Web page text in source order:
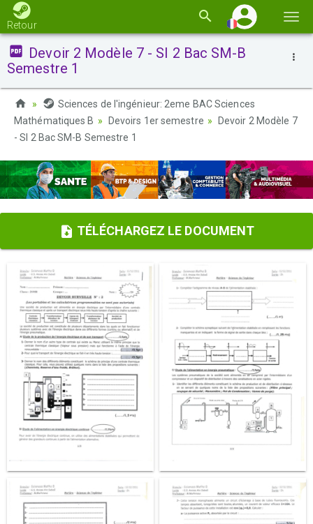
la
Retour
Devoir 2 Modèle 7 - SI 2 Bac SM-B
Semestre 1
Sciences de l'ingénieur: 2eme BAC Sciences
Mathématiques B
Devoirs 1er semestre
Devoir 2 Modèle 7
- SI 2 Bac SM-B Semestre 1
TÉLÉCHARGEZ LE DOCUMENT